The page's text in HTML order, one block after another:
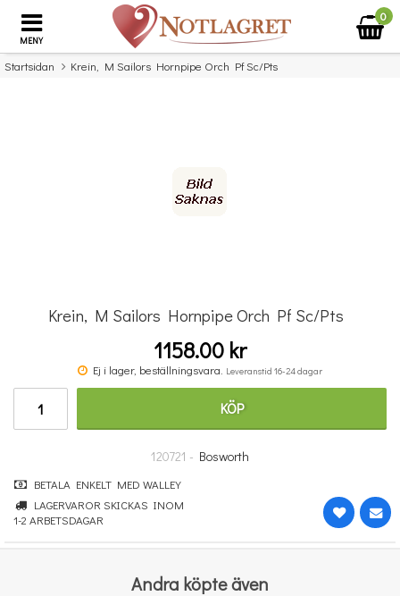
MENY
0
Startsidan Krein, M Sailors Hornpipe Orch Pf Sc/Pts
Concert Album Oehme Acdn
Krein, M Sailors Hornpipe Orch Pf Sc/Pts
1158.00 kr
Ej i lager, beställningsvara. Leveranstid 16-24 dagar
KÖP
120721 - Bosworth
BETALA ENKELT MED WALLEY
LAGERVAROR SKICKAS INOM
1-2 ARBETSDAGAR
Andra köpte även